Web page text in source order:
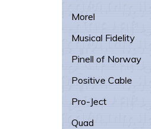
Morel
Musical Fidelity
Pinell of Norway
Positive Cable
Pro-Ject
Quad